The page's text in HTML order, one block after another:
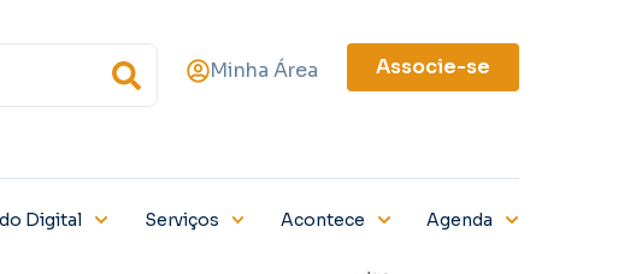
Minha Área Associe-se
Digital Serviços Acontece Agenda